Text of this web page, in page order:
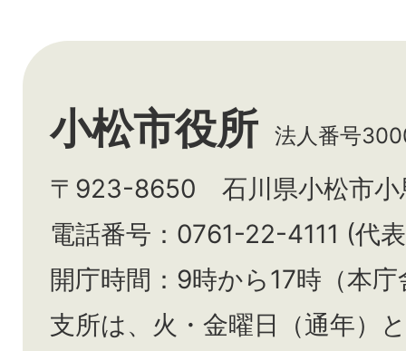
小松市役所 法人番号
〒923-8650 石川県小松市小
電話番号：0761-22-4111 (代
開庁時間：9時から17時（本
支所は、火・金曜日（通年）と